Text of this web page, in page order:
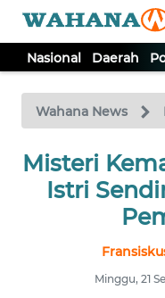
Nasional Daerah
Wahana News
Misteri
Istri
Minggu, 21
TV
Tutup
NASIONAL